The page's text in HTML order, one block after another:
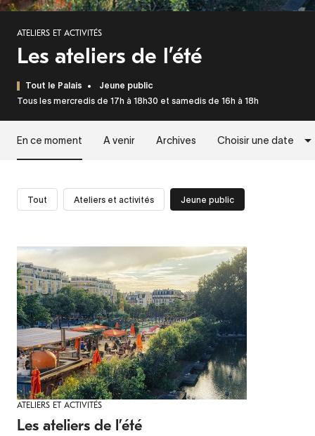
ATELIERS ET ACTIVITÉS
Les ateliers de l’été
Tout le Palais Jeune public
Tous les mercredis de 17h à 18h30 et samedis de 16h à 18h
En ce moment A venir Archives Choisir une date
Tout Ateliers et activités Jeune public
ATELIERS ET ACTIVITÉS
Les ateliers de l’été